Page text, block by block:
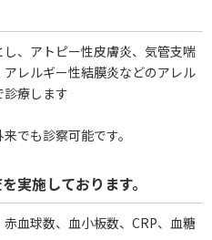
、アトピー性皮膚炎、気管支喘
レルギー性結膜炎などのアレル
療します
でも診察可能です。
実施しております。
血球数、血小板数、CRP、血糖